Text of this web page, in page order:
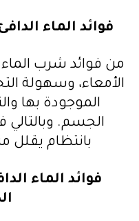
فوائد الماء
من فوائد شرب
الأمعاء، وسهولة
الموجودة بها
الجسم.
بانتظام يقلل
فوائد الماء